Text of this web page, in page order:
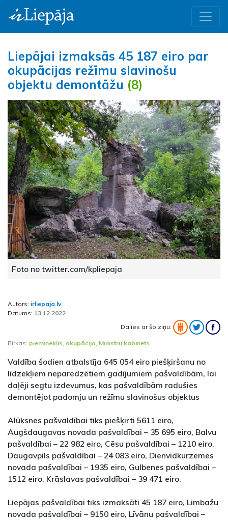
Liepājai izmaksās 45 187 eiro par
okupācijas režīmu slavinošu
objektu demontāžu (8)
Foto no twitter.com/kpliepaja
Autors: irliepaja.lv
Datums: 13.12.2022
Dalies ar šo ziņu:
Birkas: piemineklis, okupācija, Ministru kabinets
Valdība šodien atbalstīja 645 054 eiro piešķiršanu no
līdzekļiem neparedzētiem gadījumiem pašvaldībām, lai
daļēji segtu izdevumus, kas pašvaldībām radušies
demontējot padomju un režīmu slavinošus objektus
Alūksnes pašvaldībai tiks piešķirti 5611 eiro,
Augšdaugavas novada pašvaldībai – 35 695 eiro, Balvu
pašvaldībai – 22 982 eiro, Cēsu pašvaldībai – 1210 eiro,
Daugavpils pašvaldībai – 24 083 eiro, Dienvidkurzemes
novada pašvaldībai – 1935 eiro, Gulbenes pašvaldībai –
1512 eiro, Krāslavas pašvaldībai – 39 471 eiro.
Liepājas pašvaldībai tiks izmaksāti 45 187 eiro, Limbažu
novada pašvaldībai – 9150 eiro, Līvānu pašvaldībai –